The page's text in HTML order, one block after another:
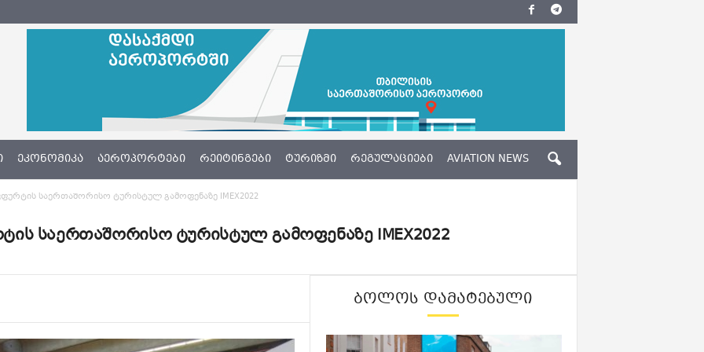
ᲔᲙᲝᲜᲝᲛᲘᲙᲐ ᲐᲔᲠᲝᲞᲝᲠᲢᲔᲑᲘ ᲠᲔᲘᲢᲘᲜᲒᲔᲑᲘ ᲢᲣᲠᲘᲖᲛᲘ ᲠᲔᲒᲣᲚᲐᲪᲘᲔᲑᲘ AVIATION NEWS
საერთაშორისო ტურისტულ გამოფენაზე IMEX2022
საერთაშორისო ტურისტულ გამოფენაზე IMEX2022
ᲑᲝᲚᲝᲡ ᲓᲐᲛᲐᲢᲔᲑᲣᲚᲘ